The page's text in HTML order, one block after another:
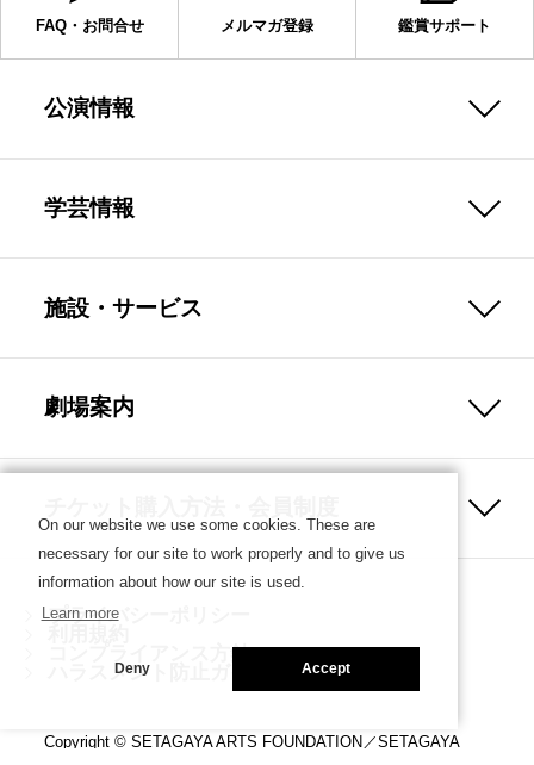
FAQ・お問合せ メルマガ登録 鑑賞サポート
公演情報
学芸情報
施設・サービス
劇場案内
プライバシーポリシー
コンプライアンス方針
ハラスメント防止ガイドライン
Copyright © SETAGAYA ARTS FOUNDATION／SETAGAYA
On our website we use some cookies. These are
necessary for our site to work properly and to give us
information about how our site is used.
Learn more
Deny Accept